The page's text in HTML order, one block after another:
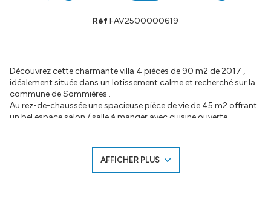
RéfFAV2500000619
Découvrez cette charmante villa 4 pièces de 90 m2 de 2017 ,
idéalement située dans un lotissement calme et recherché sur la
commune de Sommières .
Au rez-de-chaussée une spacieuse pièce de vie de 45 m2 offrant
un bel espace salon / salle à manger avec cuisine ouverte ,
A l'étage 3 chambres confortables , une salle d'eau moderne .
La construction en 2017 , encore couverte par la garantie
dommage ouvrage jusqu'en 2027 .
AFFICHER PLUS